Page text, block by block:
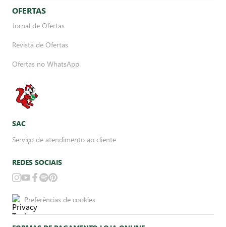
OFERTAS
Jornal de Ofertas
Revista de Ofertas
Ofertas no WhatsApp
SAC
Serviço de atendimento ao cliente
REDES SOCIAIS
Preferências de cookies